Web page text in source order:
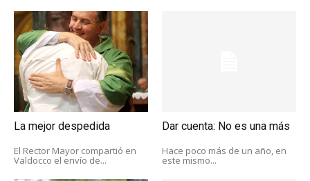
La mejor despedida
El Rector Mayor compartió en
Valdocco el envío de...
Dar cuenta: No es una más
Hace poco más de un año, en
este mismo...